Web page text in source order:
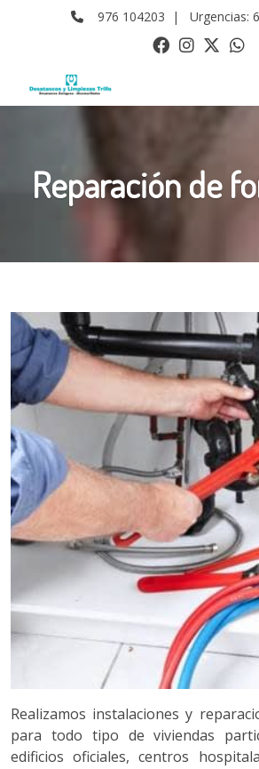
976 104203 | Urgencias:
Reparación de
Realizamos instalaciones y
para todo tipo de viviendas
edificios oficiales, centros